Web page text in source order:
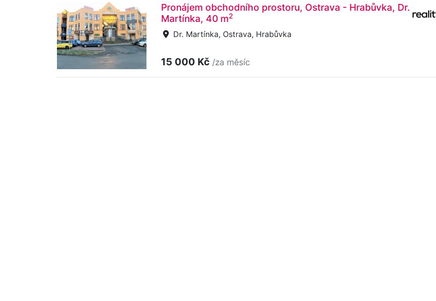
Pronájem obchodního prostoru, Ostrava - Hrabůvka, Dr.
Martínka, 40 m2
Dr. Martínka, Ostrava, Hrabůvka
15 000 Kč /za měsíc